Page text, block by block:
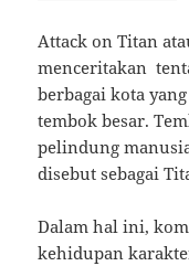
Attack on Titan
menceritakan
berbagai kota
tembok besar.
pelindung
disebut sebagai
Dalam hal ini,
kehidupan